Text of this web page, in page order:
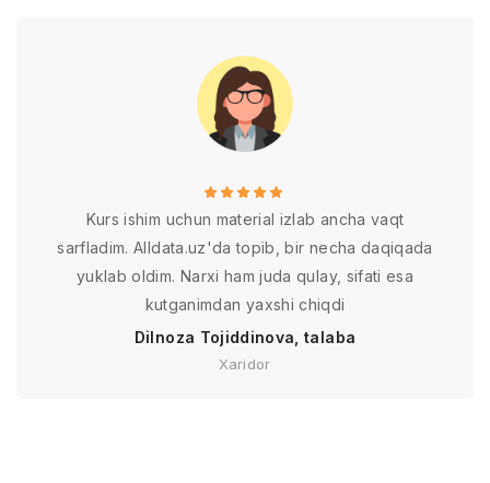
Kurs ishim uchun material izlab ancha vaqt
sarfladim. Alldata.uz'da topib, bir necha daqiqada
yuklab oldim. Narxi ham juda qulay, sifati esa
kutganimdan yaxshi chiqdi
Dilnoza Tojiddinova, talaba
Xaridor